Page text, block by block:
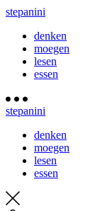
stepanini
denken
moegen
lesen
essen
stepanini
denken
moegen
lesen
essen